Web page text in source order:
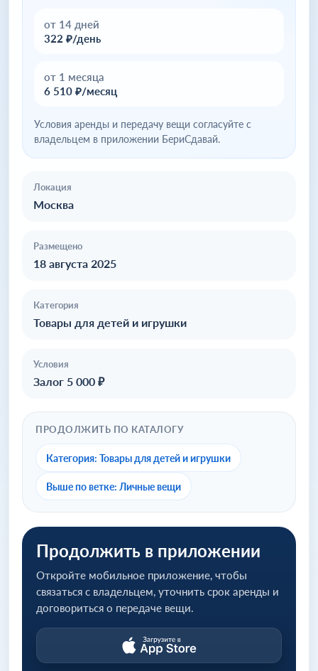
от 14 дней
322 ₽/день
от 1 месяца
6 510 ₽/месяц
Условия аренды и передачу вещи согласуйте с
владельцем в приложении БериСдавай.
Локация
Москва
Размещено
18 августа 2025
Категория
Товары для детей и игрушки
Условия
Залог 5 000 ₽
ПРОДОЛЖИТЬ ПО КАТАЛОГУ
Категория: Товары для детей и игрушки
Выше по ветке: Личные вещи
Продолжить в приложении
Откройте мобильное приложение, чтобы
связаться с владельцем, уточнить срок аренды и
договориться о передаче вещи.